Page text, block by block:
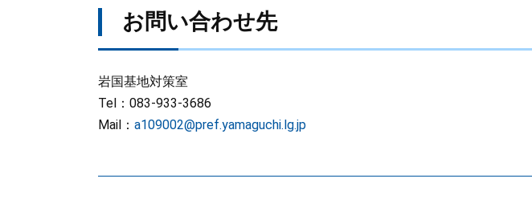
お問い合わせ先
岩国基地対策室
Tel：083-933-3686
Mail： a109002@pref.yamaguchi.lg.jp